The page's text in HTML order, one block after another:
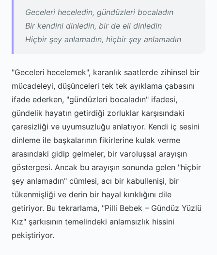
Geceleri heceledin, gündüzleri bocaladın
Bir kendini dinledin, bir de eli dinledin
Hiçbir şey anlamadın, hiçbir şey anlamadın
"Geceleri hecelemek", karanlık saatlerde zihinsel bir
mücadeleyi, düşünceleri tek tek ayıklama çabasını
ifade ederken, "gündüzleri bocaladın" ifadesi,
gündelik hayatın getirdiği zorluklar karşısındaki
çaresizliği ve uyumsuzluğu anlatıyor. Kendi iç sesini
dinleme ile başkalarının fikirlerine kulak verme
arasındaki gidip gelmeler, bir varoluşsal arayışın
göstergesi. Ancak bu arayışın sonunda gelen "hiçbir
şey anlamadın" cümlesi, acı bir kabullenişi, bir
tükenmişliği ve derin bir hayal kırıklığını dile
getiriyor. Bu tekrarlama, "Pilli Bebek – Gündüz Yüzlü
Kız" şarkısının temelindeki anlamsızlık hissini
pekiştiriyor.